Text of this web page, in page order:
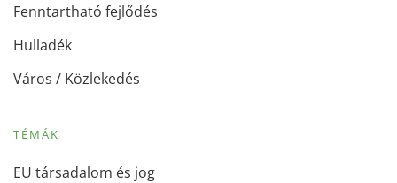
Fenntartható fejlődés
Hulladék
Város / Közlekedés
TÉMÁK
EU társadalom és jog